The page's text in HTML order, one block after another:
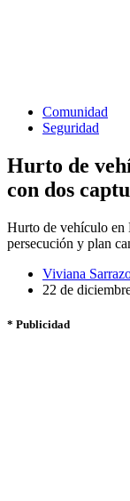
Comunidad
Seguridad
Hurto de
con dos
Hurto de vehículo en
persecución y plan
Viviana
22 de
* Publicidad